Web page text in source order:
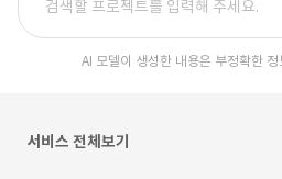
AI 모델이 생성한 내용은 부정확한
서비스 전체보기